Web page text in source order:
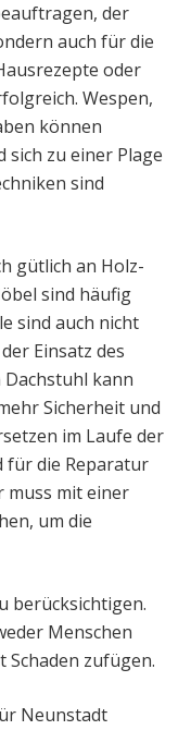
der
auch für die
oder
Wespen,
können
sich zu einer Plage
sind
gütlich an Holz-
sind häufig
sind auch nicht
Einsatz des
kann
Sicherheit und
im Laufe der
für die Reparatur
muss mit einer
um die
berücksichtigen.
Menschen
Schaden zufügen.
Neunstadt